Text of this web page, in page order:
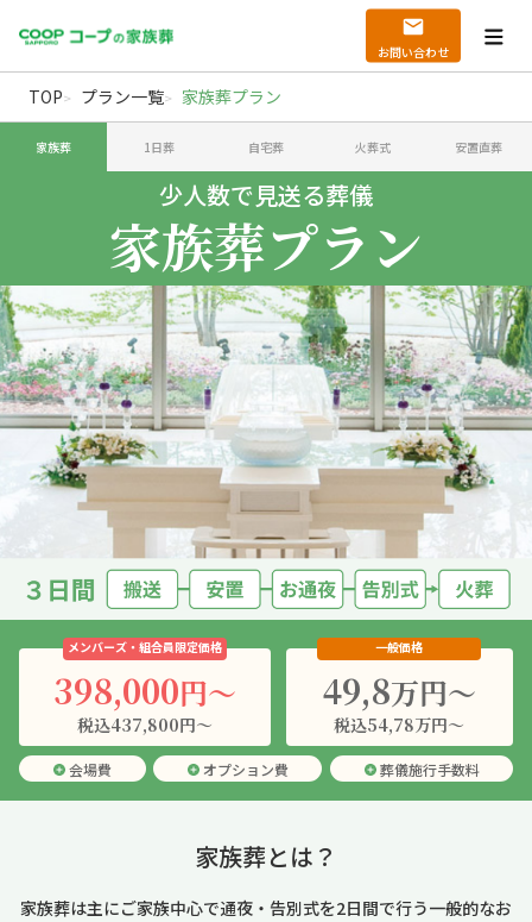
お問い合わせ
TOP プラン一覧 家族葬プラン
家族葬 1日葬 自宅葬 火葬式 安置直葬
少人数で見送る葬儀家族葬プラン
少人数で見送る葬儀
家族葬プラン
メンバーズ・組合員限定価格
398,000円〜
税込437,800円〜
一般価格
49,8万円〜
税込54,78万円〜
会場費 オプション費 葬儀施行手数料
家族葬とは？
家族葬は主にご家族中心で通夜・告別式を2日間で行う一般的なお